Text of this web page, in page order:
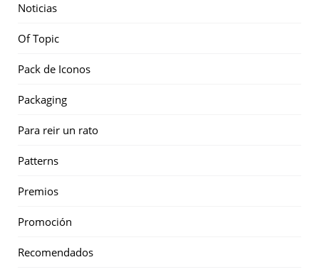
Noticias
Of Topic
Pack de Iconos
Packaging
Para reir un rato
Patterns
Premios
Promoción
Recomendados